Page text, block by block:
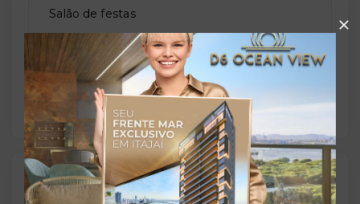
Salão de festas
Sauna
Outras Informações